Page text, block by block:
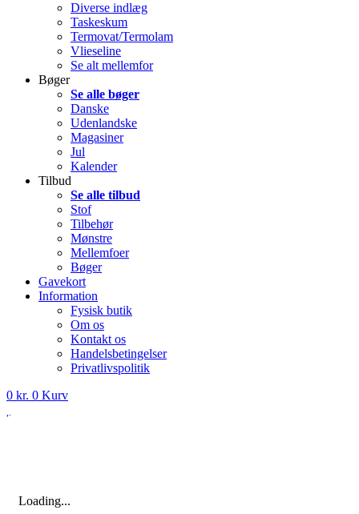
Diverse indlæg
Taskeskum
Termovat/Termolam
Vlieseline
Se alt mellemfor
Bøger
Se alle bøger
Danske
Udenlandske
Magasiner
Jul
Kalender
Tilbud
Se alle tilbud
Stof
Tilbehør
Mønstre
Mellemfoer
Bøger
Gavekort
Information
Fysisk butik
Om os
Kontakt os
Handelsbetingelser
Privatlivspolitik
0 kr. 0 Kurv
Loading...